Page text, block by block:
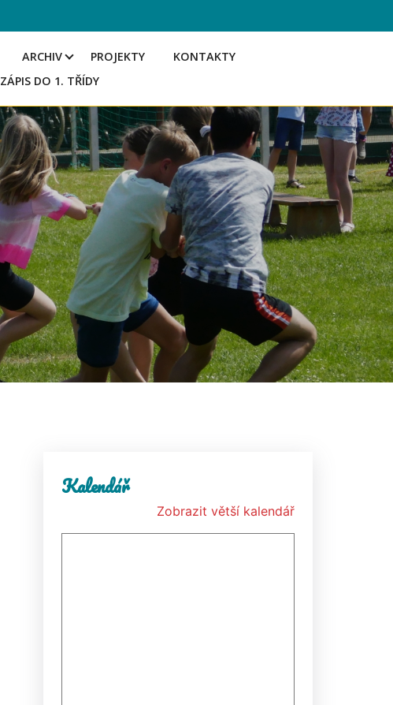
ARCHIV PROJEKTY
KONTAKTY
ZÁPIS DO 1. TŘÍDY
Kalendář
Zobrazit větší kalendář